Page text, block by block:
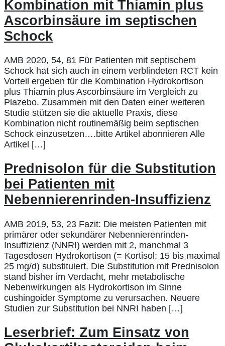
Kombination mit Thiamin plus
Ascorbinsäure im septischen
Schock
AMB 2020, 54, 81 Für Patienten mit septischem
Schock hat sich auch in einem verblindeten RCT kein
Vorteil ergeben für die Kombination Hydrokortison
plus Thiamin plus Ascorbinsäure im Vergleich zu
Plazebo. Zusammen mit den Daten einer weiteren
Studie stützen sie die aktuelle Praxis, diese
Kombination nicht routinemäßig beim septischen
Schock einzusetzen….bitte Artikel abonnieren Alle
Artikel […]
Prednisolon für die Substitution
bei Patienten mit
Nebennierenrinden-Insuffizienz
AMB 2019, 53, 23 Fazit: Die meisten Patienten mit
primärer oder sekundärer Nebennierenrinden-
Insuffizienz (NNRI) werden mit 2, manchmal 3
Tagesdosen Hydrokortison (= Kortisol; 15 bis maximal
25 mg/d) substituiert. Die Substitution mit Prednisolon
stand bisher im Verdacht, mehr metabolische
Nebenwirkungen als Hydrokortison im Sinne
cushingoider Symptome zu verursachen. Neuere
Studien zur Substitution bei NNRI haben […]
Leserbrief: Zum Einsatz von